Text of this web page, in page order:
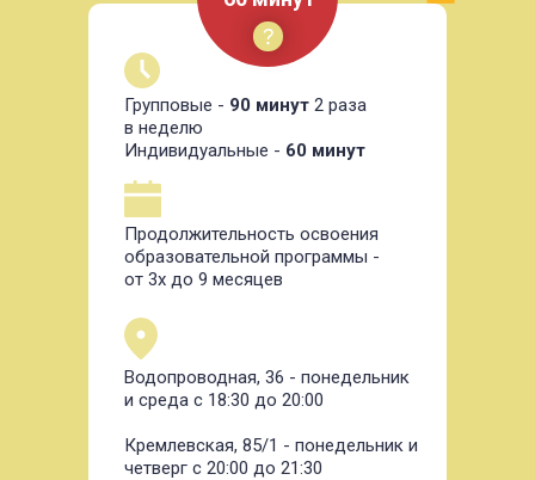
Групповые - 90 минут 2 раза
в неделю
Индивидуальные - 60 минут
Продолжительность освоения
образовательной программы -
от 3х до 9 месяцев
Водопроводная, 36 - понедельник
и среда с 18:30 до 20:00
Кремлевская, 85/1 - понедельник и
четверг с 20:00 до 21:30